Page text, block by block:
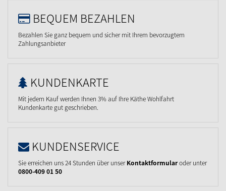
BEQUEM BEZAHLEN
Bezahlen Sie ganz bequem und sicher mit Ihrem bevorzugtem
Zahlungsanbieter
KUNDENKARTE
Mit jedem Kauf werden Ihnen 3% auf Ihre Käthe Wohlfahrt
Kundenkarte gut geschrieben.
KUNDENSERVICE
Sie erreichen uns 24 Stunden über unserKontaktformularoder unter
0800-409 01 50